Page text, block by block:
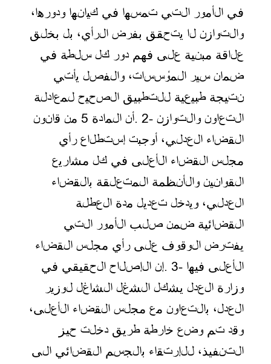
في الأمور التي تمسها في كيانها ودورها،
والتوازن لا يتحقق بفرض الرأي، بل بخلق
علاقة مبنية على فهم دور كل سلطة في
ضمان سير المؤسسات، والفصل يأتي
نتيجة طبيعية للتطبيق الصحيح لمعادلة
التعاون والتوازن . 2-
أن المادة 5 من قانون
القضاء العدلي، أوجبت إستطلاع رأي
مجلس القضاء الأعلى في كل مشاريع
القوانين والأنظمة المتعلقة بالقضاء
العدلي، ويدخل تعديل مدة العطلة
القضائية ضمن صلب الأمور التي
يفترض الوقوف على رأي مجلس القضاء
الأعلى فيها . 3-إن الإصلاح الحقيقي في
وزارة العدل يشكل الشغل الشاغل لوزير
العدل، بالتعاون مع مجلس القضاء الأعلى،
وقد تم وضع خارطة طريق دخلت حيز
التنفيذ، للإرتقاء بالجسم القضائي الى